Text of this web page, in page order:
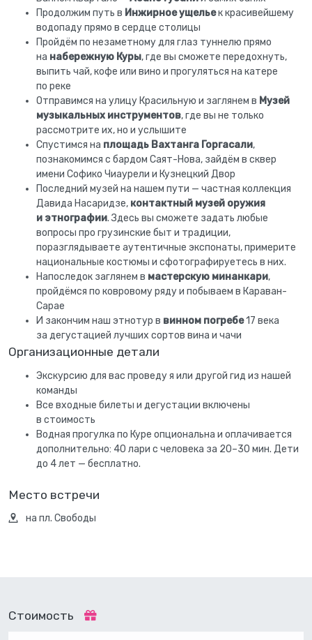
Продолжим путь в Инжирное ущельек красивейшему
водопаду прямо в сердце столицы
Пройдём по незаметному для глаз туннелю прямо
на набережную Куры, где вы сможете передохнуть,
выпить чай, кофе или вино и прогуляться на катере
по реке
Отправимся на улицу Красильную и заглянем в Музей
музыкальных инструментов, где вы не только
рассмотрите их, но и услышите
Спустимся на площадь Вахтанга Горгасали,
познакомимся с бардом Саят-Нова, зайдём в сквер
имени Софико Чиаурели и Кузнецкий Двор
Последний музей на нашем пути — частная коллекция
Давида Насаридзе, контактный музей оружия
и этнографии. Здесь вы сможете задать любые
вопросы про грузинские быт и традиции,
поразглядываете аутентичные экспонаты, примерите
национальные костюмы и сфотографируетесь в них.
Напоследок заглянем в мастерскую минанкари,
пройдёмся по ковровому ряду и побываем в Караван-
Сарае
И закончим наш этнотур в винном погребе17 века
за дегустацией лучших сортов вина и чачи
Организационные детали
Экскурсию для вас проведу я или другой гид из нашей
команды
Все входные билеты и дегустации включены
в стоимость
Водная прогулка по Куре опциональна и оплачивается
дополнительно: 40 лари с человека за 20–30 мин. Дети
до 4 лет — бесплатно.
Место встречи
на пл. Свободы
Стоимость